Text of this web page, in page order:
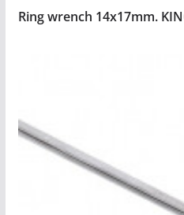
Ring wrench 14x17mm.